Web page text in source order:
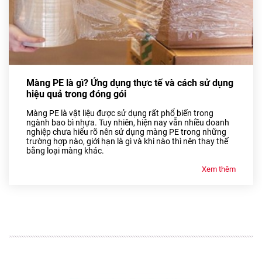
Màng PE là gì? Ứng dụng thực tế và cách sử dụng
hiệu quả trong đóng gói
Màng PE là vật liệu được sử dụng rất phổ biến trong
ngành bao bì nhựa. Tuy nhiên, hiện nay vẫn nhiều doanh
nghiệp chưa hiểu rõ nên sử dụng màng PE trong những
trường hợp nào, giới hạn là gì và khi nào thì nên thay thế
bằng loại màng khác.
Xem thêm